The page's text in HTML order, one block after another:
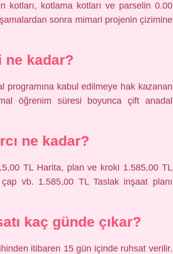
kotları, kotlama kotları ve parselin 0.00
sonra mimari projenin çizimine
ne kadar?
programına kabul edilmeye hak kazanan
öğrenim süresi boyunca çift anadal
ne kadar?
TL Harita, plan ve kroki 1.585,00 TL
vb. 1.585,00 TL Taslak inşaat planı
kaç günde çıkar?
itibaren 15 gün içinde ruhsat verilir.